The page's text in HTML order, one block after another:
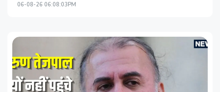
06-08-26 06:08:03PM